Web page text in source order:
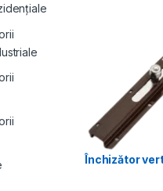
Închizător